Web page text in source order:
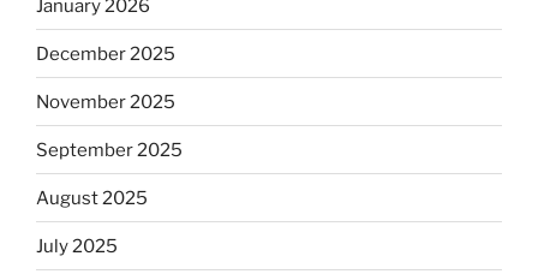
January 2026
December 2025
November 2025
September 2025
August 2025
July 2025